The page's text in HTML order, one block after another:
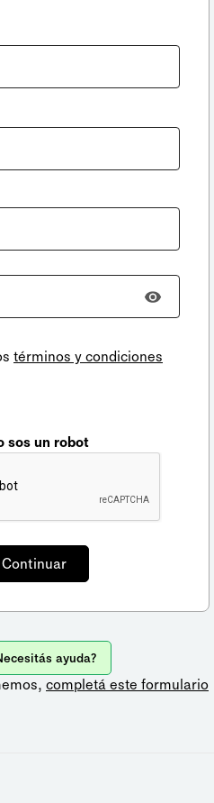
términos y condiciones
sos un robot
ayuda?
completá este formulario